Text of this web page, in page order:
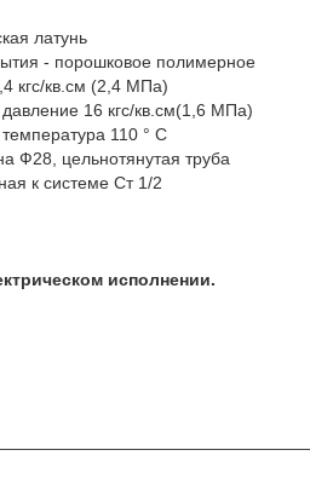
латунь
- порошковое полимерное
кгс/кв.см (2,4 МПа)
16 кгс/кв.см(1,6 МПа)
110 ° С
Ф28, цельнотянутая труба
к системе Ст 1/2
исполнении.